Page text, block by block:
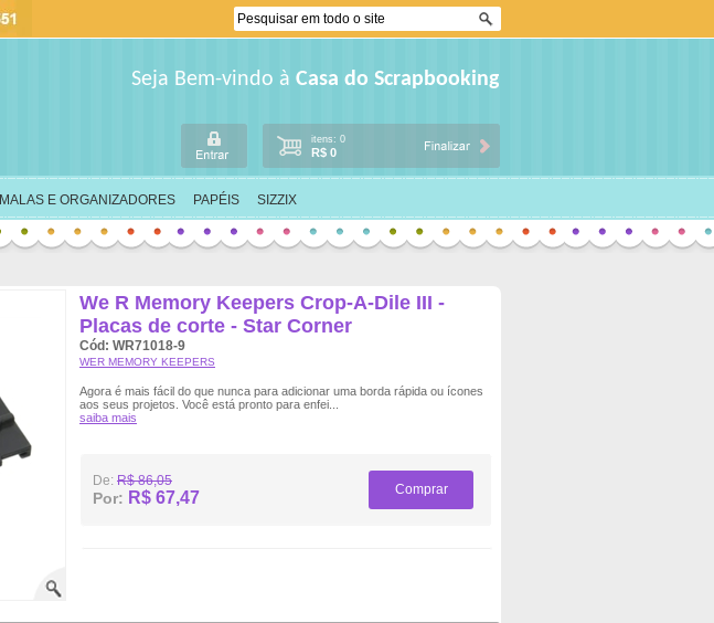
MALAS E ORGANIZADORES PAPÉIS SIZZIX
Seja Bem-vindo à Casa do Scrapbooking
itens: 0
R$ 0
We R Memory Keepers Crop-A-Dile III -
Placas de corte - Star Corner
Cód: WR71018-9
WER MEMORY KEEPERS
Agora é mais fácil do que nunca para adicionar uma borda rápida ou ícones
aos seus projetos. Você está pronto para enfei...
saiba mais
De: R$ 86,05
Por: R$ 67,47 Comprar